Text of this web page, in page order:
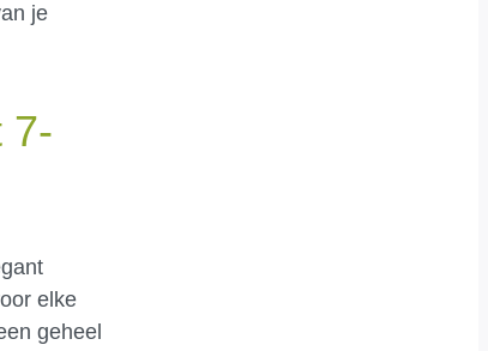
je
7-
elke
geheel